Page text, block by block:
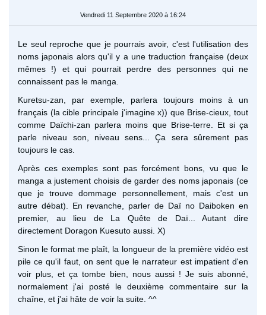
Vendredi 11 Septembre 2020 à 16:24
Le seul reproche que je pourrais avoir, c'est l'utilisation des
noms japonais alors qu'il y a une traduction française (deux
mêmes !) et qui pourrait perdre des personnes qui ne
connaissent pas le manga.
Kuretsu-zan, par exemple, parlera toujours moins à un
français (la cible principale j'imagine x)) que Brise-cieux, tout
comme Daïchi-zan parlera moins que Brise-terre. Et si ça
parle niveau son, niveau sens... Ça sera sûrement pas
toujours le cas.
Après ces exemples sont pas forcément bons, vu que le
manga a justement choisis de garder des noms japonais (ce
que je trouve dommage personnellement, mais c'est un
autre débat). En revanche, parler de Daï no Daiboken en
premier, au lieu de La Quête de Daï... Autant dire
directement Doragon Kuesuto aussi. X)
Sinon le format me plaît, la longueur de la première vidéo est
pile ce qu'il faut, on sent que le narrateur est impatient d'en
voir plus, et ça tombe bien, nous aussi ! Je suis abonné,
normalement j'ai posté le deuxième commentaire sur la
chaîne, et j'ai hâte de voir la suite. ^^